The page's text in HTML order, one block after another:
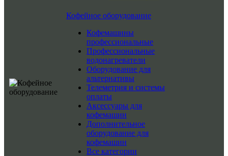
Кофейное оборудование
Кофемашины
профессиональные
Профессиональные
водонагреватели
Оборудование для
альтернативы
Телеметрия и системы
оплаты
Аксессуары для
кофемашин
Дополнительное
оборудование для
кофемашин
Все категории